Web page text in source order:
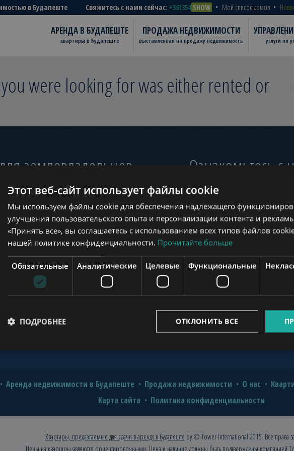
в Будапеште Свяжитесь с нами сейчас: +361354 SHOW Мой список домов
АРЕНДА В БУДАПЕШТЕ
квартиры в Будапеште
ПРОДАЖА НЕДВИЖИМОСТИ
выставленная на продажу недвижимость услуги по
were looking for was either rented or
землевладельцев
Cost?
at the End of August
Investor in 2026?
to Plan a Smarter Renovation for Value and Comfort
Does It Make Sense to Hire a Professional?
is a Smart Move in 2026: A Comprehensive Guide for
>
Ознакомьтесь
www.tower-investments.com
www.mybudapesthome.com
Аренда недвижимости в Будапеште Продажа недвижимости О нас
Карта сайта
Политика конфиденциальности
Квартиры, предлагаемые для сдачи в аренду в Будапеште by © Tower International 2015. Все права
Цены на квартиры являются ориентировочными. Цена и наличие должны быть подтверждены компанией
Этот веб-сайт использует файлы cookie
Мы используем файлы cookie для обеспечения надлежащего
улучшения пользовательского опыта и персонализации контента и
«Принять все», вы соглашаетесь с использованием всех типов файлов
нашей политике конфиденциальности. Прочитайте больше
Обязательные Аналитические Целевые Функциональные
ОТКЛОНИТЬ ВСЕ
ПОДРОБНЕЕ